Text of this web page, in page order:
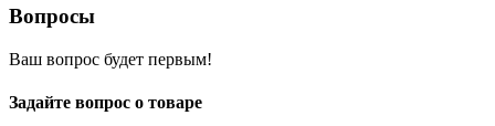
Вопросы
Ваш вопрос будет первым!
Задайте вопрос о товаре